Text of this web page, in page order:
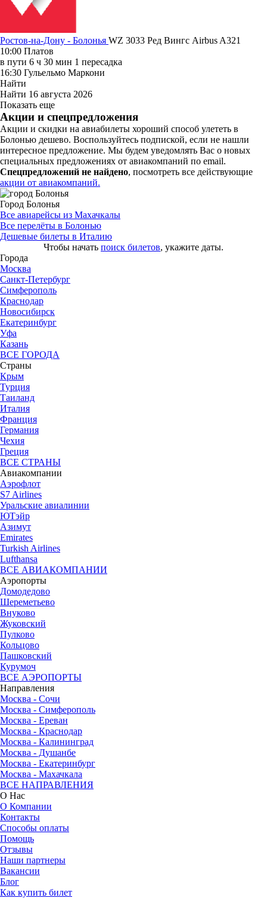
Ростов-на-Дону - Болонья WZ 3033 Ред Вингс Airbus A321
10:00 Платов
в пути 6 ч 30 мин 1 пересадка
16:30 Гульельмо Маркони
Найти
Найти 16 августа 2026
Показать еще
Акции и спецпредложения
Акции и скидки на авиабилеты хороший способ улететь в
Болонью дешево. Воспользуйтесь подпиской, если не нашли
интересное предложение. Мы будем уведомлять Вас о новых
специальных предложениях от авиакомпаний по email.
Спецпредложений не найдено, посмотреть все действующие
акции от авиакомпаний.
Город Болонья
Все авиарейсы из Махачкалы
Все перелёты в Болонью
Дешевые билеты в Италию
Чтобы начать поиск билетов, укажите даты.
Города
Москва
Санкт-Петербург
Симферополь
Краснодар
Новосибирск
Екатеринбург
Уфа
Казань
ВСЕ ГОРОДА
Страны
Крым
Турция
Таиланд
Италия
Франция
Германия
Чехия
Греция
ВСЕ СТРАНЫ
Авиакомпании
Аэрофлот
S7 Airlines
Уральские авиалинии
ЮТэйр
Азимут
Emirates
Turkish Airlines
Lufthansa
ВСЕ АВИАКОМПАНИИ
Аэропорты
Домодедово
Шереметьево
Внуково
Жуковский
Пулково
Кольцово
Пашковский
Курумоч
ВСЕ АЭРОПОРТЫ
Направления
Москва - Сочи
Москва - Симферополь
Москва - Ереван
Москва - Краснодар
Москва - Калининград
Москва - Душанбе
Москва - Екатеринбург
Москва - Махачкала
ВСЕ НАПРАВЛЕНИЯ
О Нас
О Компании
Контакты
Способы оплаты
Помощь
Отзывы
Наши партнеры
Вакансии
Блог
Как купить билет